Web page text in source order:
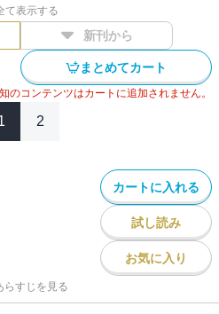
て表示する
新刊から
まとめてカート
のコンテンツはカートに追加されません。
2
カートに入れる
試し読み
お気に入り
らすじを見る